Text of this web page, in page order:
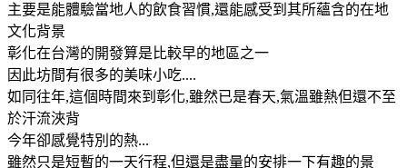
主要是能體驗當地人的飲食習慣,還能感受到其所蘊含的在地
文化背景
彰化在台灣的開發算是比較早的地區之一
因此坊間有很多的美味小吃....
如同往年,這個時間來到彰化,雖然已是春天,氣溫雖熱但還不至
於汗流浹背
今年卻感覺特別的熱...
雖然只是短暫的一天行程,但還是盡量的安排一下有趣的景